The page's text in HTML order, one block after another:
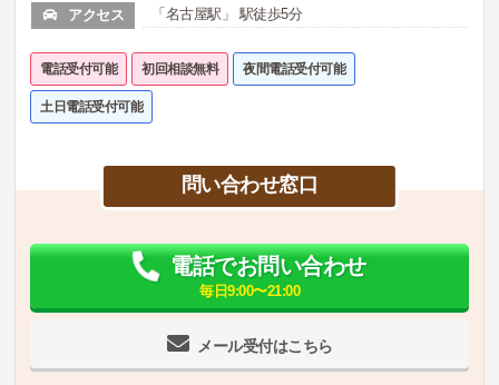
アクセス 「名古屋駅」 駅徒歩5分
電話受付可能 初回相談無料 夜間電話受付可能
土日電話受付可能
問い合わせ窓口
メール受付はこちら
電話でお問い合わせ
毎日9:00〜21:00